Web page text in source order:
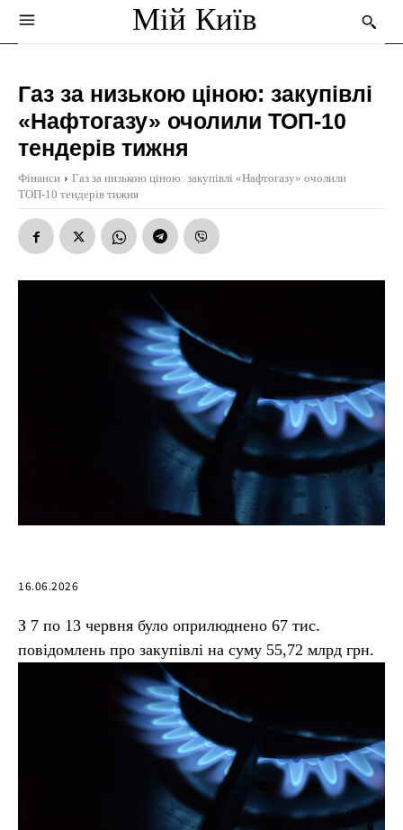
Мій Київ
Газ за низькою ціною: закупівлі
«Нафтогазу» очолили ТОП-10
тендерів тижня
Фінанси
Газ за низькою ціною: закупівлі «Нафтогазу» очолили
ТОП-10 тендерів тижня
16.06.2026
З 7 по 13 червня було оприлюднено 67 тис.
повідомлень про закупівлі на суму 55,72 млрд грн.